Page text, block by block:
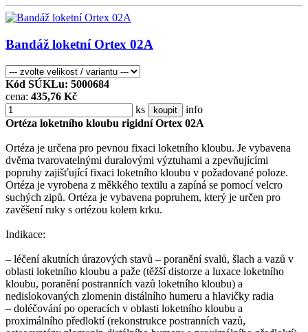
Bandáž loketní Ortex 02A
Kód SÚKLu: 5000684
cena: 435,76 Kč
ks
koupit
info
Ortéza loketního kloubu rigidní Ortex 02A
Ortéza je určena pro pevnou fixaci loketního kloubu. Je vybavena
dvěma tvarovatelnými duralovými výztuhami a zpevňujícími
popruhy zajišťující fixaci loketního kloubu v požadované poloze.
Ortéza je vyrobena z měkkého textilu a zapíná se pomocí velcro
suchých zipů. Ortéza je vybavena popruhem, který je určen pro
zavěšení ruky s ortézou kolem krku.
Indikace:
– léčení akutních úrazových stavů – poranění svalů, šlach a vazů v
oblasti loketního kloubu a paže (těžší distorze a luxace loketního
kloubu, poranění postranních vazů loketního kloubu) a
nedislokovaných zlomenin distálního humeru a hlavičky radia
– doléčování po operacích v oblasti loketního kloubu a
proximálního předloktí (rekonstrukce postranních vazů,